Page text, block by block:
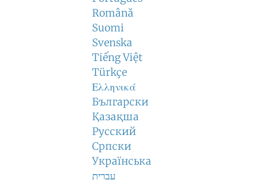
Română
Suomi
Svenska
Tiếng Việt
Türkçe
Ελληνικά
Български
Қазақша
Русский
Српски
Українська
עברית